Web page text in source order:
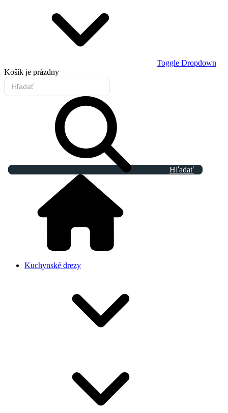
Toggle Dropdown
Košík je prázdny
Hľadať
Kuchynské drezy